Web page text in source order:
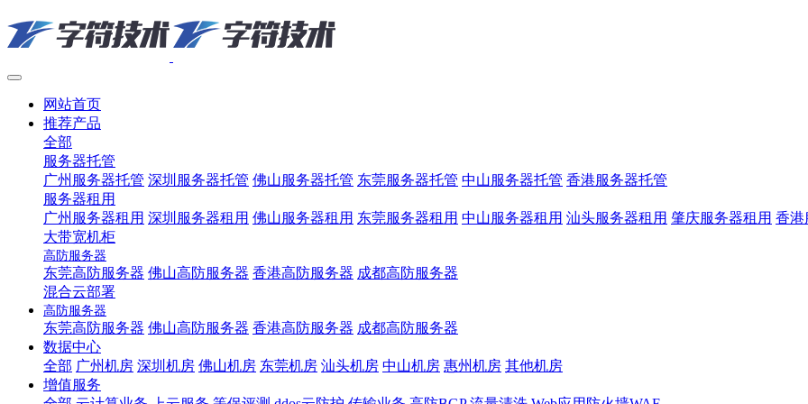
网站首页
推荐产品
全部
服务器托管
广州服务器托管 深圳服务器托管 佛山服务器托管 东莞服务器托管 中山服务器托管 香港服务器托管
服务器租用
广州服务器租用 深圳服务器租用 佛山服务器租用 东莞服务器租用 中山服务器租用 汕头服务器租用 肇庆服务器租用 香港
大带宽机柜
高防服务器
东莞高防服务器 佛山高防服务器 香港高防服务器 成都高防服务器
混合云部署
高防服务器
东莞高防服务器 佛山高防服务器 香港高防服务器 成都高防服务器
数据中心
全部 广州机房 深圳机房 佛山机房 东莞机房 汕头机房 中山机房 惠州机房 其他机房
增值服务